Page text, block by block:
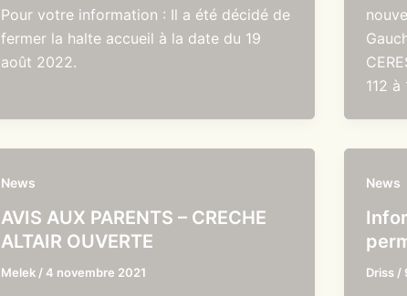
Pour votre information : Il a été décidé de
fermer la halte accueil à la date du 19
août 2022.
112
News
AVIS AUX PARENTS – CRECHE
ALTAIR OUVERTE
Melek /4 novembre 2021
News
Driss /